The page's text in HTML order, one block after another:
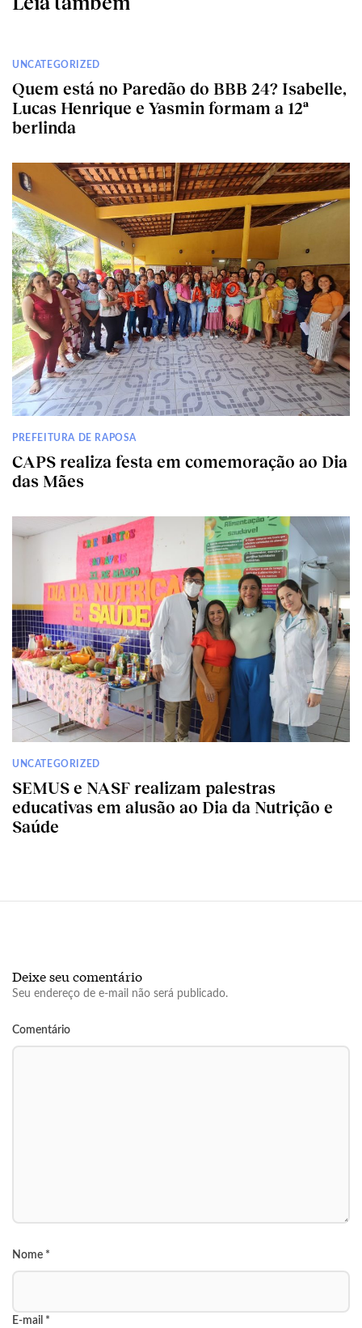
UNCATEGORIZED
Quem está no Paredão do BBB 24? Isabelle,
Lucas Henrique e Yasmin formam a 12ª
berlinda
PREFEITURA DE RAPOSA
CAPS realiza festa em comemoração ao Dia
das Mães
UNCATEGORIZED
SEMUS e NASF realizam palestras
educativas em alusão ao Dia da Nutrição e
Saúde
Deixe seu comentário
Seu endereço de e-mail não será publicado.
Comentário
Nome *
E-mail *